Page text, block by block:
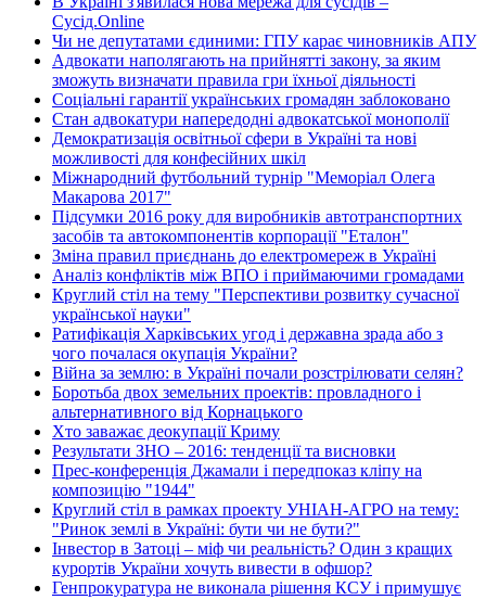
Сусід.Online
Чи не депутатами єдиними: ГПУ карає чиновників АПУ
Адвокати наполягають на прийнятті закону, за яким
зможуть визначати правила гри їхньої діяльності
Соціальні гарантії українських громадян заблоковано
Стан адвокатури напередодні адвокатської монополії
Демократизація освітньої сфери в Україні та нові
можливості для конфесійних шкіл
Міжнародний футбольний турнір "Меморіал Олега
Макарова 2017"
Підсумки 2016 року для виробників автотранспортних
засобів та автокомпонентів корпорації "Еталон"
Зміна правил приєднань до електромереж в Україні
Аналіз конфліктів між ВПО і приймаючими громадами
Круглий стіл на тему "Перспективи розвитку сучасної
української науки"
Ратифікація Харківських угод і державна зрада або з
чого почалася окупація України?
Війна за землю: в Україні почали розстрілювати селян?
Боротьба двох земельних проектів: провладного і
альтернативного від Корнацького
Хто заважає деокупації Криму
Результати ЗНО – 2016: тенденції та висновки
Прес-конференція Джамали і передпоказ кліпу на
композицію "1944"
Круглий стіл в рамках проекту УНІАН-АГРО на тему:
"Ринок землі в Україні: бути чи не бути?"
Інвестор в Затоці – міф чи реальність? Один з кращих
курортів України хочуть вивести в офшор?
Генпрокуратура не виконала рішення КСУ і примушує